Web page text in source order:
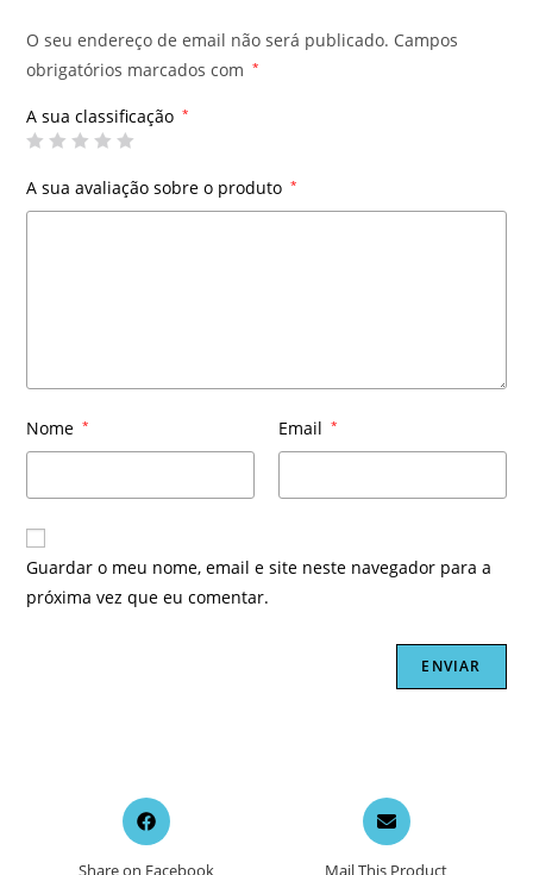
O seu endereço de email não será publicado. Campos
obrigatórios marcados com
*
A sua classificação *
A sua avaliação sobre o produto *
Nome * Email *
Guardar o meu nome, email e site neste navegador para a
próxima vez que eu comentar.
Opens
in
Share on Facebook
Opens
in
a
Mail This Product